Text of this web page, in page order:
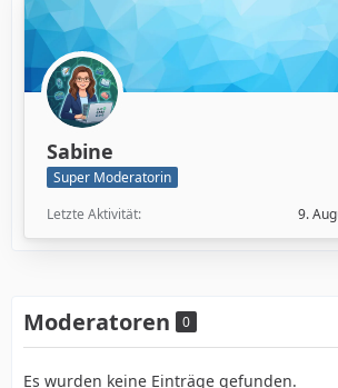
Sabine
Super Moderatorin
Letzte Aktivität
9.
Moderatoren 0
Es wurden keine Einträge gefunden.